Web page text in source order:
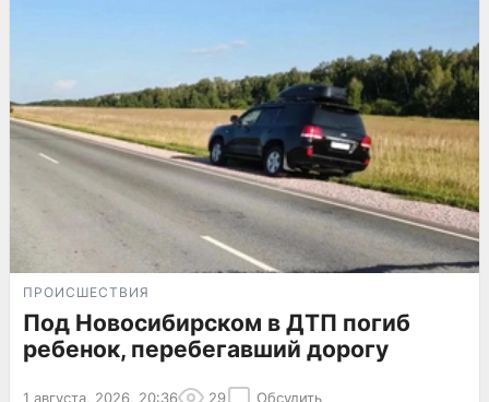
ПРОИСШЕСТВИЯ
Под Новосибирском в ДТП погиб
ребенок, перебегавший дорогу
1 августа, 2026, 20:36 29 Обсудить